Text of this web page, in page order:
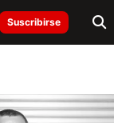
Suscribirse